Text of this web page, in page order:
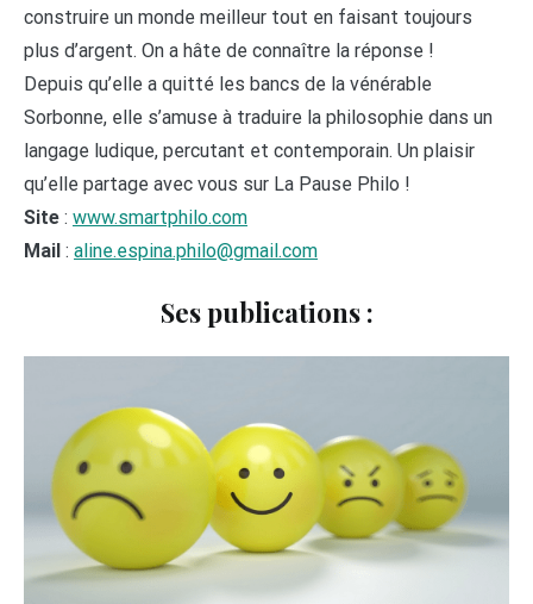
construire un monde meilleur tout en faisant toujours
plus d’argent. On a hâte de connaître la réponse !
Depuis qu’elle a quitté les bancs de la vénérable
Sorbonne, elle s’amuse à traduire la philosophie dans un
langage ludique, percutant et contemporain. Un plaisir
qu’elle partage avec vous sur La Pause Philo !
Site : www.smartphilo.com
Mail : aline.espina.philo@gmail.com
Ses publications :